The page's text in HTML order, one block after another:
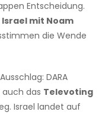
Entscheidung.
Israel mit Noam
die Wende
DARA
auch das Televoting
Israel landet auf